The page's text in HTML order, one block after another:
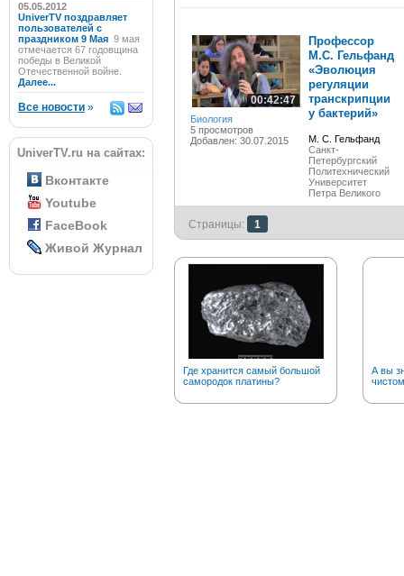
05.05.2012
UniverTV поздравляет
пользователей с
праздником 9 Мая 9 мая
отмечается 67 годовщина
победы в Великой
Отечественной войне.
Далее...
Все новости »
UniverTV.ru на сайтах:
Вконтакте
Youtube
FaceBook
Живой Журнал
00:42:47
Биология
5 просмотров
Добавлен: 30.07.2015
Профессор
М.С. Гельфанд
«Эволюция
регуляции
транскрипции
у бактерий»
М. С. Гельфанд
Санкт-
Петербургский
Политехнический
Университет
Петра Великого
Страницы: 1
Где хранится самый большой
самородок платины?
А вы